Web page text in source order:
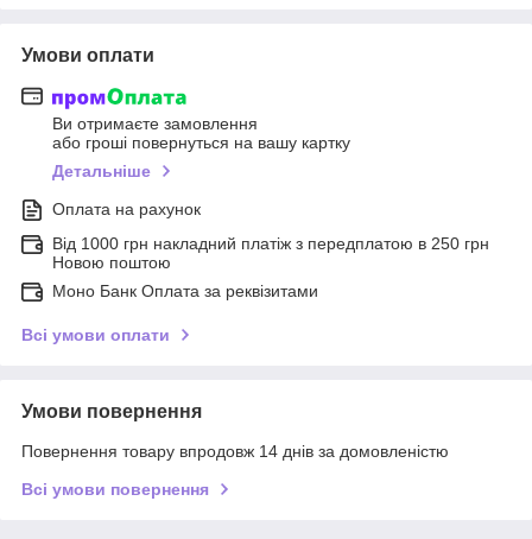
Умови оплати
Ви отримаєте замовлення
або гроші повернуться на вашу картку
Детальніше
Оплата на рахунок
Від 1000 грн накладний платіж з передплатою в 250 грн
Новою поштою
Моно Банк Оплата за реквізитами
Всі умови оплати
Умови повернення
Повернення товару впродовж 14 днів за домовленістю
Всі умови повернення